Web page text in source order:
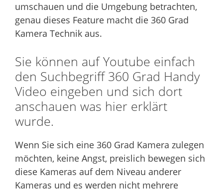
umschauen und die Umgebung betrachten,
genau dieses Feature macht die 360 Grad
Kamera Technik aus.
Sie können auf Youtube einfach
den Suchbegriff 360 Grad Handy
Video eingeben und sich dort
anschauen was hier erklärt
wurde.
Wenn Sie sich eine 360 Grad Kamera zulegen
möchten, keine Angst, preislich bewegen sich
diese Kameras auf dem Niveau anderer
Kameras und es werden nicht mehrere